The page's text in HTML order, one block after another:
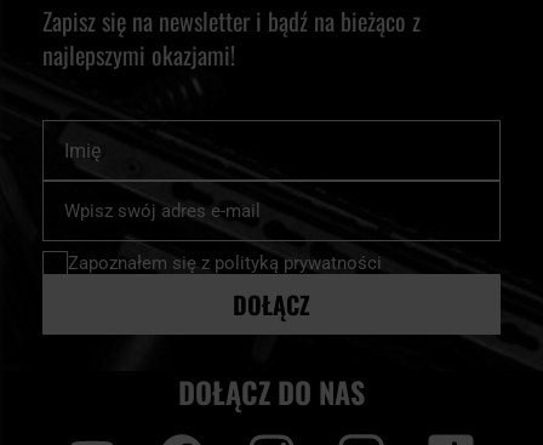
Zapisz się na newsletter i bądź na bieżąco z
najlepszymi okazjami!
nasz
newsletter:
Zapoznałem się z polityką prywatności
DOŁĄCZ
DOŁĄCZ DO NAS